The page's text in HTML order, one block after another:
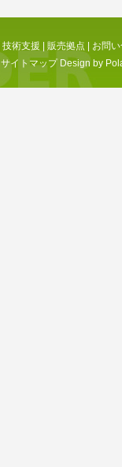
技術支援 | 販売拠点 | お問
サイトマップ Design by